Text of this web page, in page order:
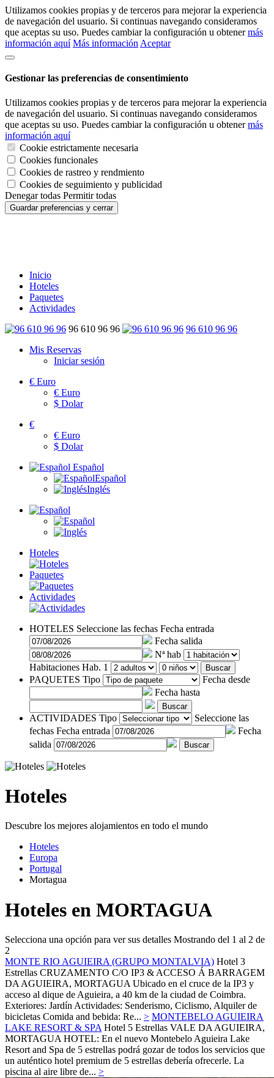
Utilizamos cookies propias y de terceros para mejorar la experiencia
de navegación del usuario. Si continuas navegando consideramos
que aceptas su uso. Puedes cambiar la configuración u obtenermás
información aquí Más información Aceptar
Gestionar las preferencias de consentimiento
Utilizamos cookies propias y de terceros para mejorar la experiencia
de navegación del usuario. Si continuas navegando consideramos
que aceptas su uso. Puedes cambiar la configuración u obtenermás
información aquí
Cookie estrictamente necesaria
Cookies funcionales
Cookies de rastreo y rendmiento
Cookies de seguimiento y publicidad
Denegar todas Permitir todas
Guardar preferencias y cerrar
Inicio
Hoteles
Paquetes
Actividades
96 610 96 96
96 610 96 96
Mis Reservas
Iniciar sesión
€ Euro
€ Euro
$ Dolar
€
€ Euro
$ Dolar
Español
Español
Inglés
Hoteles
Paquetes
Actividades
HOTELES Seleccione las fechas Fecha entrada
Fecha salida
Nª hab
Habitaciones Hab. 1 Buscar
PAQUETES Tipo
Fecha desde
Fecha hasta
Buscar
ACTIVIDADES Tipo
Seleccione las
fechas Fecha entrada
Fecha
salida
Buscar
Hoteles
Descubre los mejores alojamientos en todo el mundo
Hoteles
Europa
Portugal
Mortagua
Hoteles en MORTAGUA
Selecciona una opción para ver sus detalles Mostrando del 1 al 2 de
2
MONTE RIO AGUIEIRA (GRUPO MONTALVIA) Hotel 3
Estrellas CRUZAMENTO C/O IP3 & ACCESO Á BARRAGEM
DA AGUIEIRA, MORTAGUA Ubicado en el cruce de la IP3 y
acceso al dique de Aguieira, a 40 km de la ciudad de Coimbra.
Exteriores: Jardín Actividades: Senderismo, Ciclismo, Alquiler de
bicicletas Comida and bebida: Re... > MONTEBELO AGUIEIRA
LAKE RESORT & SPA Hotel 5 Estrellas VALE DA AGUIEIRA,
MORTAGUA HOTEL: En el nuevo Montebelo Aguieira Lake
Resort and Spa de 5 estrellas podrá gozar de todos los servicios que
un auténtico hotel premium de 5 estrellas debería ofrecerle. La
piscina al aire libre de... >